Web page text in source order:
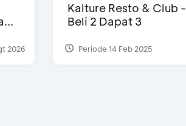
2026
Kalture Resto & Club -
Beli 2 Dapat 3
Periode 14 Feb 2025